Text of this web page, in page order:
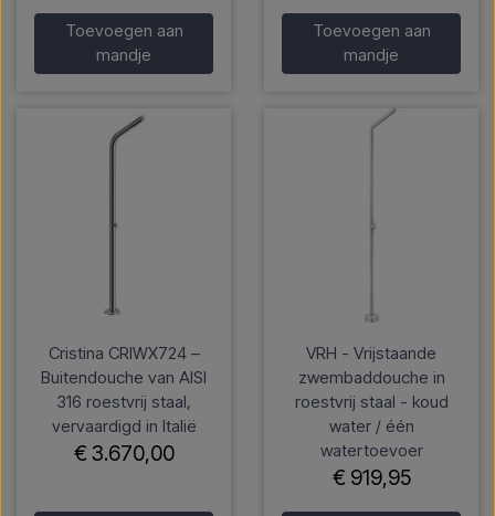
Toevoegen aan
mandje
Toevoegen aan
mandje
Cristina CRIWX724 –
Buitendouche van AISI
316 roestvrij staal,
vervaardigd in Italië
€ 3.670,00
VRH - Vrijstaande
zwembaddouche in
roestvrij staal - koud
water / één
watertoevoer
€ 919,95